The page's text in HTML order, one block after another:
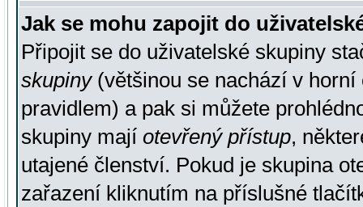
Jak se mohu zapojit do
Připojit se do uživatelské skupiny
skupiny(většinou se nachází v horní
pravidlem) a pak si můžete
skupiny mají otevřený přístup,
utajené členství. Pokud je skupina
zařazení kliknutím na příslušné